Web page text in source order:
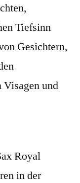
Tiefsinn
Gesichtern,
Visagen und
Royal
in der